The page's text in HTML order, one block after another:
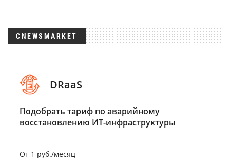
CNEWSMARKET
DRaaS
Подобрать тариф по аварийному
восстановлению ИТ-инфраструктуры
От 1 руб./месяц